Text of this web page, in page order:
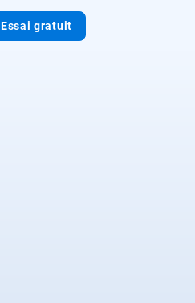
Essai gratuit